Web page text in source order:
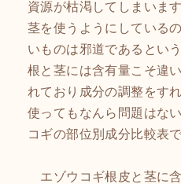
資源が枯渇してしまいま
茎を使うようにしている
いものは邪道であるとい
根と茎には含有量こそ違
れており成分の調整をす
使ってもなんら問題はな
コギの部位別成分比較表で
エゾウコギ根皮と茎に